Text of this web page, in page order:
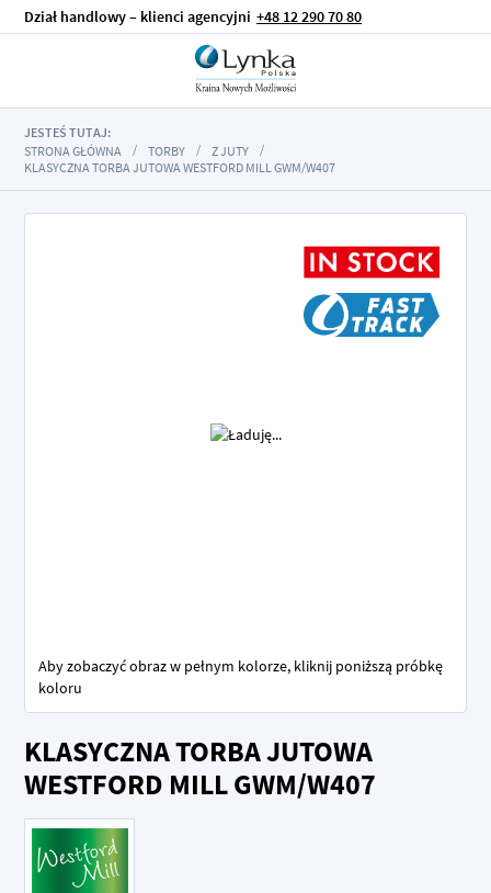
Dział handlowy – klienci agencyjni +48 12 290 70 80
JESTEŚ TUTAJ:
STRONA GŁÓWNA
TORBY
Z JUTY
KLASYCZNA TORBA JUTOWA WESTFORD MILL GWM/W407
KLASYCZNA TORBA JUTOWA
WESTFORD MILL GWM/W407
Aby zobaczyć obraz w pełnym kolorze, kliknij poniższą próbkę
koloru
na
początek
galerii